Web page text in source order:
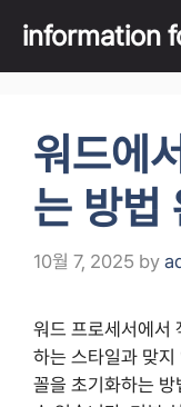
content
information
워드에
는 방법
10월 7, 2025 by
워드 프로세서에서
하는 스타일과 맞
꼴을 초기화하는